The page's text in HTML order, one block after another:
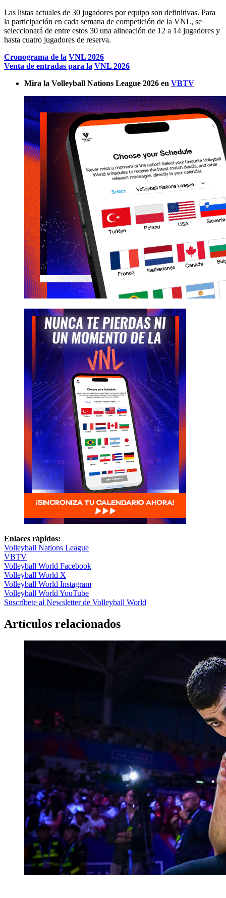
Las listas actuales de 30 jugadores por equipo son definitivas. Para
la participación en cada semana de competición de la VNL, se
seleccionará de entre estos 30 una alineación de 12 a 14 jugadores y
hasta cuatro jugadores de reserva.
Cronograma de la VNL 2026
Venta de entradas para la VNL 2026
Mira la Volleyball Nations League 2026 en VBTV
Enlaces rápidos:
Volleyball Nations League
VBTV
Volleyball World Facebook
Volleyball World X
Volleyball World Instagram
Volleyball World YouTube
Suscríbete al Newsletter de Volleyball World
Artículos relacionados